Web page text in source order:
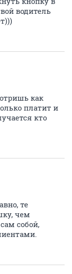
водитель
как
платит и
кто
те
чем
собой,